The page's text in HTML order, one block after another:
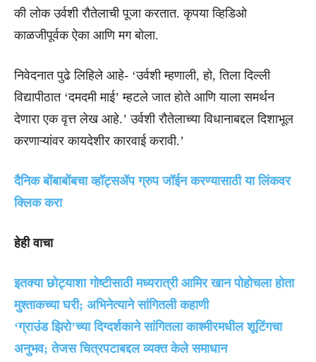
की लोक उर्वशी रौतेलाची पूजा करतात. कृपया व्हिडिओ
काळजीपूर्वक ऐका आणि मग बोला.
निवेदनात पुढे लिहिले आहे- ‘उर्वशी म्हणाली, हो, तिला दिल्ली
विद्यापीठात ‘दमदमी माई’ म्हटले जात होते आणि याला समर्थन
देणारा एक वृत्त लेख आहे.’ उर्वशी रौतेलाच्या विधानाबद्दल दिशाभूल
करणाऱ्यांवर कायदेशीर कारवाई करावी.’
दैनिक बोंबाबोंबचा व्हॉट्सॲप ग्रुप जॉईन करण्यासाठी या लिंकवर
क्लिक करा
हेही वाचा
इतक्या छोट्याशा गोष्टीसाठी मध्यरात्री आमिर खान पोहोचला होता
मुश्ताकच्या घरी; अभिनेत्याने सांगितली कहाणी
‘ग्राउंड झिरो’च्या दिग्दर्शकाने सांगितला काश्मीरमधील शूटिंगचा
अनुभव; तेजस चित्रपटाबद्दल व्यक्त केले समाधान